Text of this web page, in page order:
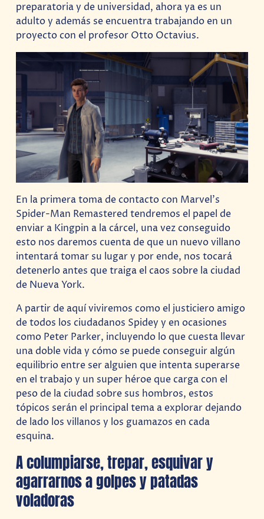
preparatoria y de universidad, ahora ya es un
adulto y además se encuentra trabajando en un
proyecto con el profesor Otto Octavius.
En la primera toma de contacto con Marvel’s
Spider-Man Remastered tendremos el papel de
enviar a Kingpin a la cárcel, una vez conseguido
esto nos daremos cuenta de que un nuevo villano
intentará tomar su lugar y por ende, nos tocará
detenerlo antes que traiga el caos sobre la ciudad
de Nueva York.
A partir de aquí viviremos como el justiciero amigo
de todos los ciudadanos Spidey y en ocasiones
como Peter Parker, incluyendo lo que cuesta llevar
una doble vida y cómo se puede conseguir algún
equilibrio entre ser alguien que intenta superarse
en el trabajo y un super héroe que carga con el
peso de la ciudad sobre sus hombros, estos
tópicos serán el principal tema a explorar dejando
de lado los villanos y los guamazos en cada
esquina.
A columpiarse, trepar, esquivar y
agarrarnos a golpes y patadas
voladoras